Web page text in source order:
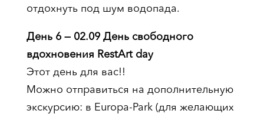
отдохнуть под шум водопада.
День 6 — 02.09 День свободного
вдохновения RestArt day
Этот день для вас!!
Можно отправиться на дополнительную
экскурсию: в Europa-Park (для желающих